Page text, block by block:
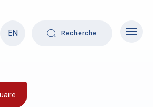
EN
Recherche